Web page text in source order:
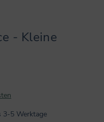
- Kleine
3-5 Werktage